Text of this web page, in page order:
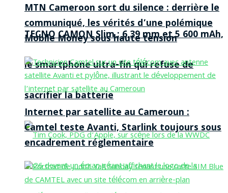
TECNO CAMON Slim : 6,39 mm et 5 600 mAh,
le smartphone ultra-fin qui refuse de
sacrifier la batterie
MTN Cameroon sort du silence : derrière le
communiqué, les vérités d’une polémique
Mobile Money sous haute tension
Internet par satellite au Cameroun :
Camtel teste Avanti, Starlink toujours sous
encadrement réglementaire